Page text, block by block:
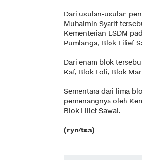
Dari usulan-usulan
Muhaimin Syarif
Kementerian ESDM
Pumlanga, Blok Lilief
Dari enam blok
Kaf, Blok Foli, Blok
Sementara dari lima
pemenangnya oleh
Blok Lilief Sawai.
(ryn/tsa)